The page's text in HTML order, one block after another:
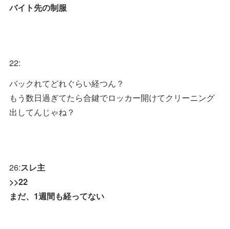
バイト先の制服
22:
バックれてどれぐらい経つん？
もう数日過ぎてたら合鍵でロッカー開けてクリーニング
出してんじゃね？
26:スレ主
>>22
まだ、1週間も経ってない